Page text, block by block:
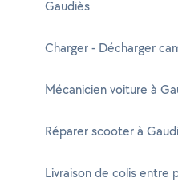
Gaudiès
Charger - Décharger
Mécanicien voiture à
Réparer scooter à
Livraison de colis entre